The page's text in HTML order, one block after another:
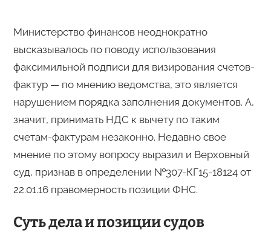
Министерство финансов неоднократно
высказывалось по поводу использования
факсимильной подписи для визирования счетов-
фактур — по мнению ведомства, это является
нарушением порядка заполнения документов. А,
значит, принимать НДС к вычету по таким
счетам-фактурам незаконно. Недавно свое
мнение по этому вопросу выразил и Верховный
суд, признав в определении №307-КГ15-18124 от
22.01.16 правомерность позиции ФНС.
Суть дела и позиции судов